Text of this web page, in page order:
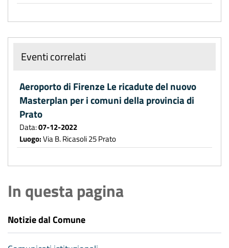
Eventi correlati
Aeroporto di Firenze Le ricadute del nuovo
Masterplan per i comuni della provincia di
Prato
Data:07-12-2022
Luogo:Via B. Ricasoli 25 Prato
In questa pagina
Notizie dal Comune